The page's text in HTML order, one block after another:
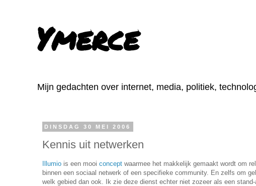
Ymerce
Mijn gedachten over internet, media, politiek,
DINSDAG 30 MEI 2006
Kennis uit netwerken
Illumio is een mooi concept waarmee het makkelijk gemaakt wordt om
binnen een sociaal netwerk of een specifieke community. En zelfs om
welk gebied dan ook. Ik zie deze dienst echter niet zozeer als een